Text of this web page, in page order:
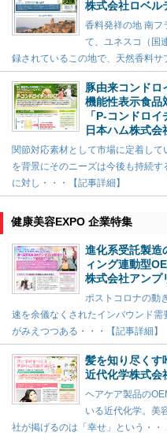
株式会社ロベル
香料発祥の地 南フ
て、ユネスコ（国
録されているこの地で、天然香料サ
豚由来コンドロ
機能性表示食品
「P-コンドロイ
日本ハム株式会
関節対応素材として市場に定着し
を背景にそのニーズは今後も持続
に対し・・・【記事詳細】
健康美容EXPO 企業特集
進化系受託製造
ィング連動型
株式会社アンプ
ポストコロナの動
速を余儀なくされたインバウンド
がみえつつある・・・【記事詳細】
髪を知り尽くす
近代化学株式会
ヘアケア製品の
いる近代化学。美
社が掲げるのは「幸せ」という・・